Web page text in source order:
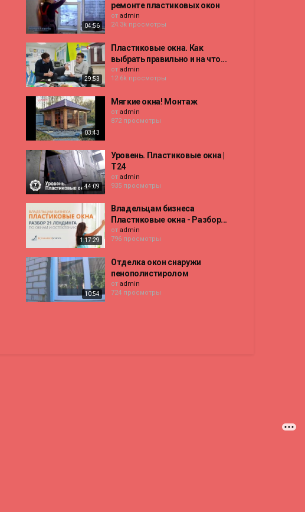
04:56
ремонте пластиковых окон
от admin
24.3k просмотры
29:53
Пластиковые окна. Как
выбрать правильно и на что...
от admin
12.6k просмотры
03:43
Мягкие окна! Монтаж
от admin
872 просмотры
44:09
Уровень. Пластиковые окна |
Т24
от admin
935 просмотры
1:17:29
Владельцам бизнеса
Пластиковые окна - Разбор...
от admin
796 просмотры
10:54
Отделка окон снаружи
пенополистиролом
от admin
724 просмотры